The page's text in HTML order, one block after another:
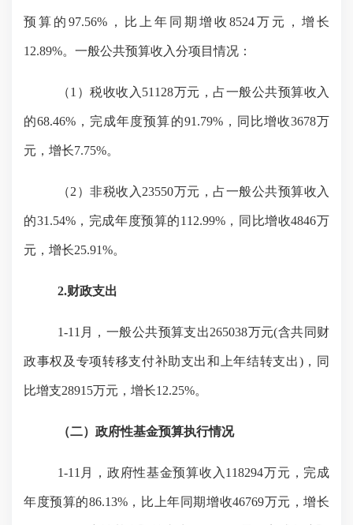
预算的 97.56%，比上年同期增收 8524万元，增长
12.89%。一般公共预算收入分项目情况：
（1）税收收入 51128万元，占一般公共预算收入
的68.46%，完成年度预算的91.79%，同比增收3678万
元，增长7.75%。
（2）非税收入 23550万元，占一般公共预算收入
的31.54%，完成年度预算的112.99%，同比增收4846万
元，增长25.91%。
2.财政支出
1-1 1 月，一般公共预算支出265038万元(含共同财
政事权及专项转移支付补助支出和上年结转支出)，同
比增支28915万元，增长12.25%。
（二）政府性基金预算执行情况
1-1 1 月，政府性基金预算收入 118294万元，完成
年度预算的86.13%，比上年同期增收46769万元，增长